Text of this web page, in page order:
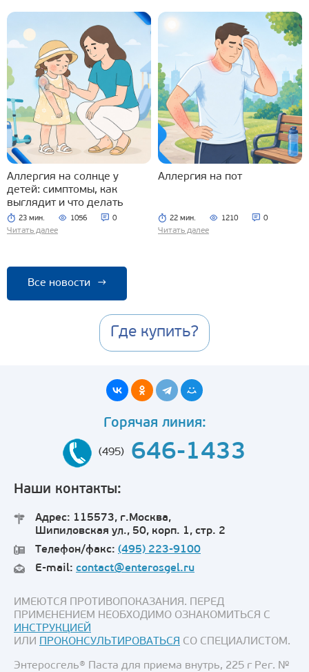
Аллергия на солнце у
детей: симптомы, как
выглядит и что делать
23 мин. 1056 0
Читать далее
Аллергия на пот
22 мин. 1210 0
Читать далее
Все новости →
Где купить?
Горячая линия:
(495) 646-1433
Наши контакты:
Адрес: 115573, г.Москва,
Шипиловская ул., 50, корп. 1, стр. 2
Телефон/факс: (495) 223-9100
E-mail: contact@enterosgel.ru
ИМЕЮТСЯ ПРОТИВОПОКАЗАНИЯ. ПЕРЕД
ПРИМЕНЕНИЕМ НЕОБХОДИМО ОЗНАКОМИТЬСЯ С
ИНСТРУКЦИЕЙ
ИЛИ ПРОКОНСУЛЬТИРОВАТЬСЯ СО СПЕЦИАЛИСТОМ.
Энтеросгель® Паста для приема внутрь, 225 г Рег. №